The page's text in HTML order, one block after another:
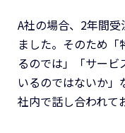
A社の場合、2年間
ました。そのため
るのでは」「サービ
いるのではないか」
社内で話し合われて